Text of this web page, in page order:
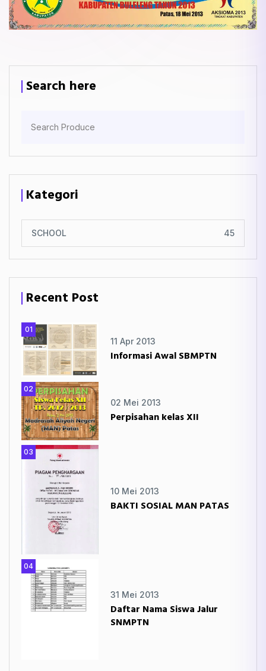
Search here
Kategori
SCHOOL 45
Recent Post
01
11 Apr 2013
Informasi Awal SBMPTN
02
02 Mei 2013
Perpisahan kelas XII
03
10 Mei 2013
BAKTI SOSIAL MAN PATAS
04
31 Mei 2013
Daftar Nama Siswa Jalur
SNMPTN